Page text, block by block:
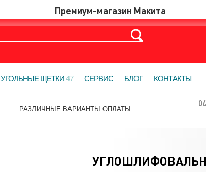
УГОЛЬНЫЕ ЩЕТКИ47 СЕРВИС БЛОГ КОНТАКТЫ
РАЗЛИЧНЫЕ ВАРИАНТЫ ОПЛАТЫ